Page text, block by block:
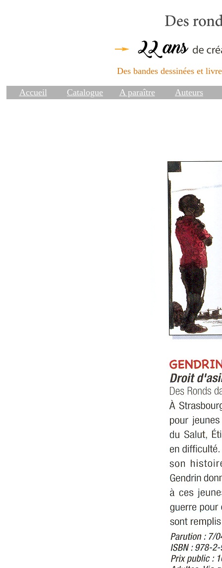
Des bandes dessinées et
Accueil Catalogue A paraître Auteurs